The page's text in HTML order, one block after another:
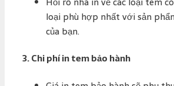
loại phù hợp nhất với sản
của bạn.
3.Chi phí in tem bảo hành